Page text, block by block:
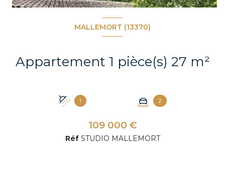
MALLEMORT (13370)
Appartement 1 pièce(s) 27 m²
1 2
109 000 €
Réf STUDIO MALLEMORT